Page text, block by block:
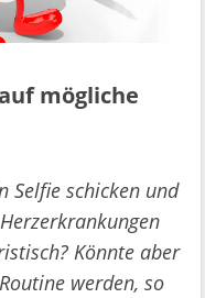
mögliche
Selfie schicken und
Könnte aber
werden, so